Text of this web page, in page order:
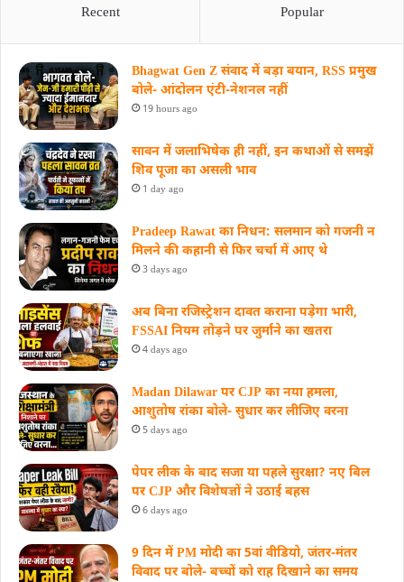
Recent Popular
Bhagwat Gen Z संवाद में बड़ा बयान, RSS प्रमुख
बोले- आंदोलन एंटी-नेशनल नहीं
19 hours ago
सावन में जलाभिषेक ही नहीं, इन कथाओं से समझें
शिव पूजा का असली भाव
1 day ago
Pradeep Rawat का निधन: सलमान को गजनी न
मिलने की कहानी से फिर चर्चा में आए थे
3 days ago
अब बिना रजिस्ट्रेशन दावत कराना पड़ेगा भारी,
FSSAI नियम तोड़ने पर जुर्माने का खतरा
4 days ago
Madan Dilawar पर CJP का नया हमला,
आशुतोष रांका बोले- सुधार कर लीजिए वरना
5 days ago
पेपर लीक के बाद सजा या पहले सुरक्षा? नए बिल
पर CJP और विशेषज्ञों ने उठाई बहस
6 days ago
9 दिन में PM मोदी का 5वां वीडियो, जंतर-मंतर
विवाद पर बोले- बच्चों को राह दिखाने का समय